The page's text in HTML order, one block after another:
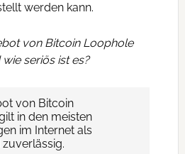
werden kann.
von Bitcoin Loophole
seriös ist es?
von Bitcoin
in den meisten
im Internet als